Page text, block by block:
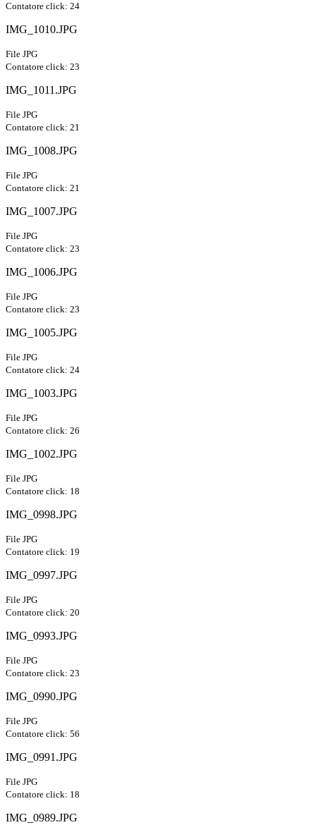
Contatore click: 24
IMG_1010.JPG
File JPG
Contatore click: 23
IMG_1011.JPG
File JPG
Contatore click: 21
IMG_1008.JPG
File JPG
Contatore click: 21
IMG_1007.JPG
File JPG
Contatore click: 23
IMG_1006.JPG
File JPG
Contatore click: 23
IMG_1005.JPG
File JPG
Contatore click: 24
IMG_1003.JPG
File JPG
Contatore click: 26
IMG_1002.JPG
File JPG
Contatore click: 18
IMG_0998.JPG
File JPG
Contatore click: 19
IMG_0997.JPG
File JPG
Contatore click: 20
IMG_0993.JPG
File JPG
Contatore click: 23
IMG_0990.JPG
File JPG
Contatore click: 56
IMG_0991.JPG
File JPG
Contatore click: 18
IMG_0989.JPG